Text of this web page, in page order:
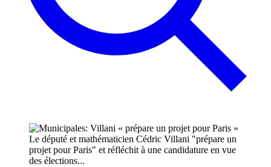
Le député et mathématicien Cédric Villani "prépare un
projet pour Paris" et réfléchit à une candidature en vue
des élections...